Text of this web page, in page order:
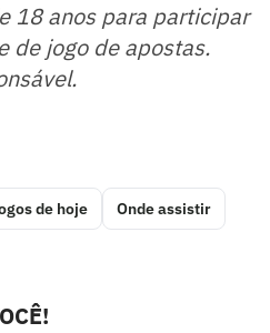
18 anos para participar
de jogo de apostas.
de hoje Onde assistir